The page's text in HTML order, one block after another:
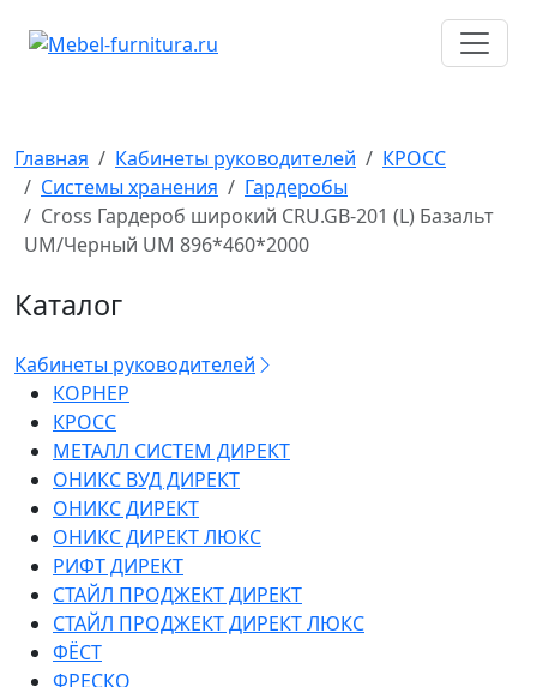
Главная Кабинеты руководителей
КРОСС
Системы хранения
Гардеробы
Cross Гардероб широкий CRU.GB-201 (L) Базальт
UM/Черный UM 896*460*2000
Каталог
Кабинеты руководителей
КОРНЕР
КРОСС
МЕТАЛЛ СИСТЕМ ДИРЕКТ
ОНИКС ВУД ДИРЕКТ
ОНИКС ДИРЕКТ
ОНИКС ДИРЕКТ ЛЮКС
РИФТ ДИРЕКТ
СТАЙЛ ПРОДЖЕКТ ДИРЕКТ
СТАЙЛ ПРОДЖЕКТ ДИРЕКТ ЛЮКС
ФЁСТ
ФРЕСКО